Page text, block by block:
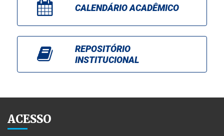
CALENDÁRIO ACADÊMICO
REPOSITÓRIO
INSTITUCIONAL
ACESSO